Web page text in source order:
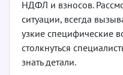
НДФЛ и взносов.
ситуации, всегда
узкие специфические
столкнуться
знать детали.